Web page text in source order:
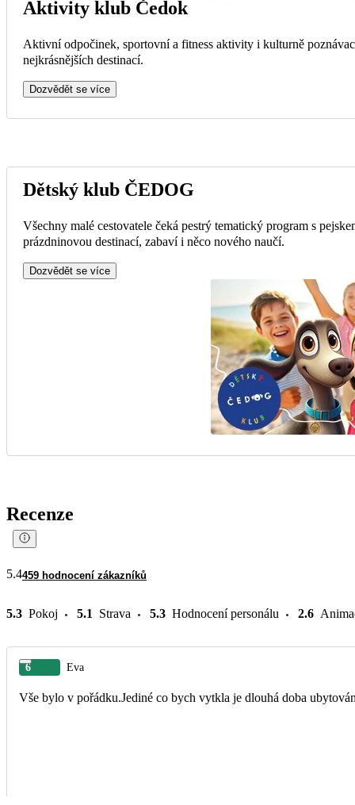
Aktivity klub Čedok
Aktivní odpočinek, sportovní a fitness aktivity i kulturně
nejkrásnějších destinací.
Dozvědět se více
Dětský klub ČEDOG
Všechny malé cestovatele čeká pestrý tematický program s
prázdninovou destinací, zabaví i něco nového naučí.
Dozvědět se více
Recenze
5.4459 hodnocení zákazníků
5.3 Pokoj 5.1 Strava 5.3 Hodnocení personálu 2.6
6 Eva
Vše bylo v pořádku.Jediné co bych vytkla je dlouhá doba